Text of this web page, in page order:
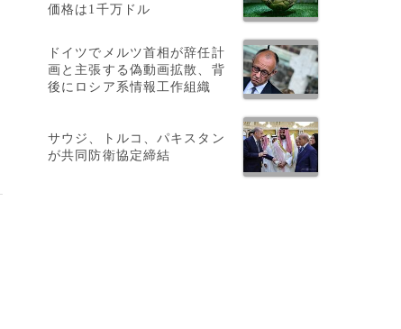
価格は1千万ドル
ドイツでメルツ首相が辞任計
画と主張する偽動画拡散、背
後にロシア系情報工作組織
サウジ、トルコ、パキスタン
が共同防衛協定締結